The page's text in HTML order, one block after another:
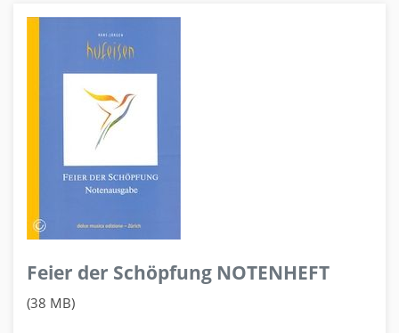
Feier der Schöpfung NOTENHEFT
(38 MB)